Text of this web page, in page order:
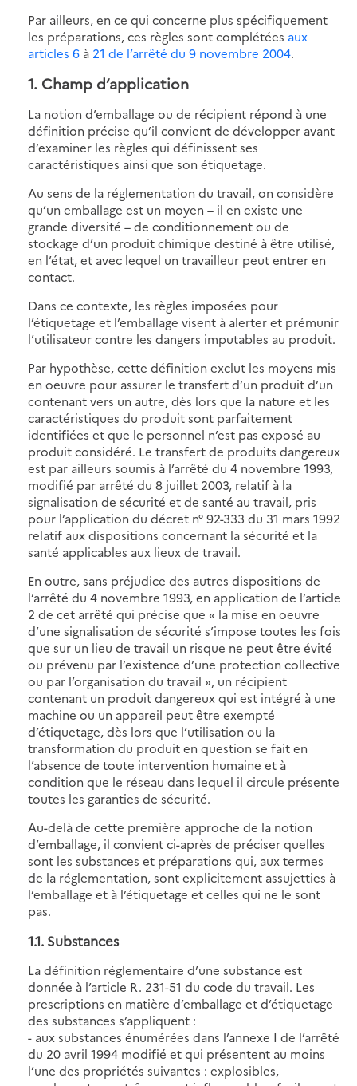
Par ailleurs, en ce qui concerne plus spécifiquement
les préparations, ces règles sont complétées aux
articles 6 à 21 de l’arrêté du 9 novembre 2004.
1. Champ d’application
La notion d’emballage ou de récipient répond à une
définition précise qu’il convient de développer avant
d’examiner les règles qui définissent ses
caractéristiques ainsi que son étiquetage.
Au sens de la réglementation du travail, on considère
qu’un emballage est un moyen – il en existe une
grande diversité – de conditionnement ou de
stockage d’un produit chimique destiné à être utilisé,
en l’état, et avec lequel un travailleur peut entrer en
contact.
Dans ce contexte, les règles imposées pour
l’étiquetage et l’emballage visent à alerter et prémunir
l’utilisateur contre les dangers imputables au produit.
Par hypothèse, cette définition exclut les moyens mis
en oeuvre pour assurer le transfert d’un produit d’un
contenant vers un autre, dès lors que la nature et les
caractéristiques du produit sont parfaitement
identifiées et que le personnel n’est pas exposé au
produit considéré. Le transfert de produits dangereux
est par ailleurs soumis à l’arrêté du 4 novembre 1993,
modifié par arrêté du 8 juillet 2003, relatif à la
signalisation de sécurité et de santé au travail, pris
pour l’application du décret n° 92-333 du 31 mars 1992
relatif aux dispositions concernant la sécurité et la
santé applicables aux lieux de travail.
En outre, sans préjudice des autres dispositions de
l’arrêté du 4 novembre 1993, en application de l’article
2 de cet arrêté qui précise que « la mise en oeuvre
d’une signalisation de sécurité s’impose toutes les fois
que sur un lieu de travail un risque ne peut être évité
ou prévenu par l’existence d’une protection collective
ou par l’organisation du travail », un récipient
contenant un produit dangereux qui est intégré à une
machine ou un appareil peut être exempté
d’étiquetage, dès lors que l’utilisation ou la
transformation du produit en question se fait en
l’absence de toute intervention humaine et à
condition que le réseau dans lequel il circule présente
toutes les garanties de sécurité.
Au-delà de cette première approche de la notion
d’emballage, il convient ci-après de préciser quelles
sont les substances et préparations qui, aux termes
de la réglementation, sont explicitement assujetties à
l’emballage et à l’étiquetage et celles qui ne le sont
pas.
1.1. Substances
La définition réglementaire d’une substance est
donnée à l’article R. 231-51 du code du travail. Les
prescriptions en matière d’emballage et d’étiquetage
des substances s’appliquent :
- aux substances énumérées dans l’annexe I de l’arrêté
du 20 avril 1994 modifié et qui présentent au moins
l’une des propriétés suivantes : explosibles,